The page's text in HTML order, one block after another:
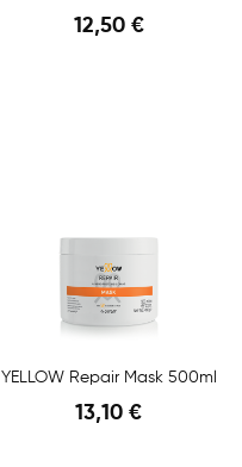
12,50 €
YELLOW Repair Mask 500ml
13,10 €